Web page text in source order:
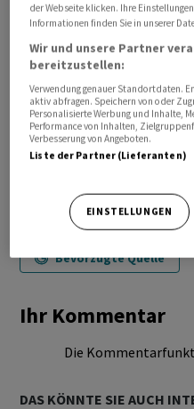
Bevorzugte Quelle
Ihr Kommentar
Die
DAS KÖNNTE SIE AUCH
der Webseite klicken. Ihre
Informationen finden Sie in unserer
Wir und unsere Partner
bereitzustellen:
Verwendung genauer Standortdaten.
aktiv abfragen. Speichern von oder
Personalisierte Werbung und Inhalte,
Performance von Inhalten,
Verbesserung von Angeboten.
Liste der Partner (Lieferanten)
EINSTELLUNGEN